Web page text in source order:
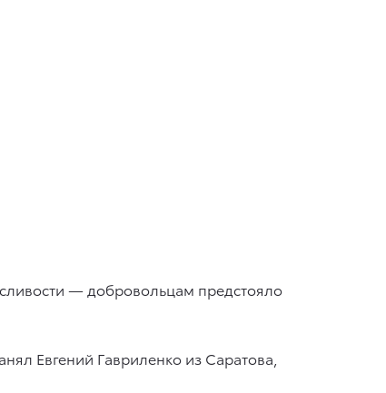
— добровольцам предстояло
Евгений Гавриленко из Саратова,